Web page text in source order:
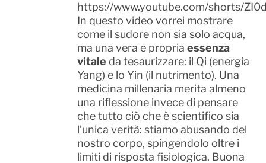
https://www.youtube.com/shorts/
In questo video vorrei mostrare
come il sudore non sia solo acqua,
ma una vera e propriaessenza
vitale da tesaurizzare: il Qi (energia
Yang) e lo Yin (il nutrimento). Una
medicina millenaria merita almeno
una riflessione invece di pensare
che tutto ciò che è scientifico sia
l’unica verità: stiamo abusando del
nostro corpo, spingendolo oltre i
limiti di risposta fisiologica. Buona